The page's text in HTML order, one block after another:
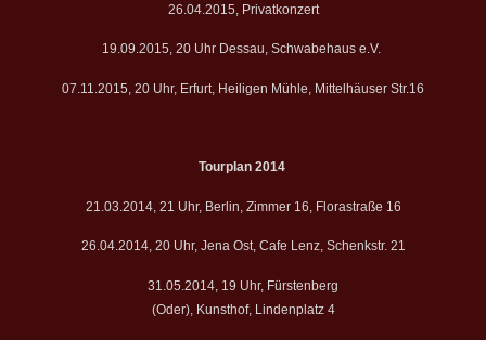
26.04.2015, Privatkonzert
19.09.2015, 20 Uhr Dessau, Schwabehaus e.V.
07.11.2015, 20 Uhr, Erfurt, Heiligen Mühle, Mittelhäuser Str.16
Tourplan 2014
21.03.2014, 21 Uhr, Berlin, Zimmer 16, Florastraße 16
26.04.2014, 20 Uhr, Jena Ost, Cafe Lenz, Schenkstr. 21
31.05.2014, 19 Uhr, Fürstenberg
(Oder), Kunsthof, Lindenplatz 4